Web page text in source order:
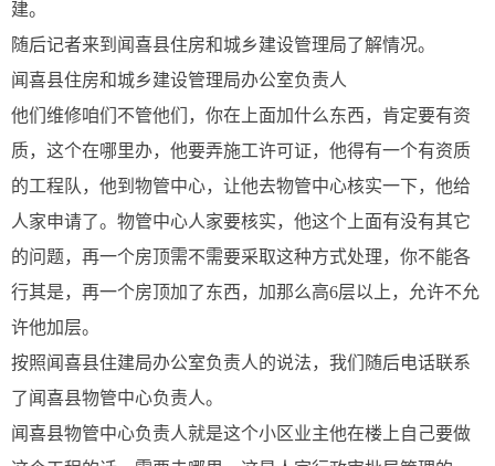
建。
随后记者来到闻喜县住房和城乡建设管理局了解情况。
闻喜县住房和城乡建设管理局办公室负责人
他们维修咱们不管他们，你在上面加什么东西，肯定要有资
质，这个在哪里办，他要弄施工许可证，他得有一个有资质
的工程队，他到物管中心，让他去物管中心核实一下，他给
人家申请了。物管中心人家要核实，他这个上面有没有其它
的问题，再一个房顶需不需要采取这种方式处理，你不能各
行其是，再一个房顶加了东西，加那么高6层以上，允许不允
许他加层。
按照闻喜县住建局办公室负责人的说法，我们随后电话联系
了闻喜县物管中心负责人。
闻喜县物管中心负责人就是这个小区业主他在楼上自己要做